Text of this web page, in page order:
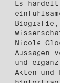
Es
Biografie,
Nicole
Aussagen
und
Akten